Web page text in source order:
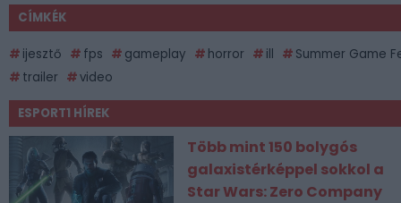
CÍMKÉK
ijesztő fps gameplay horror ill
Summer Game
trailer
video
ESPORT1 HÍREK
Több mint 150 bolygós
galaxistérképpel sokkol a
Star Wars: Zero Company